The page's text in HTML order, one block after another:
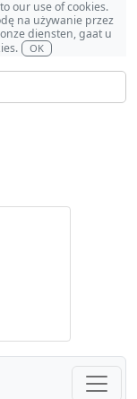
our use of cookies.
na używanie przez
diensten, gaat u
OK